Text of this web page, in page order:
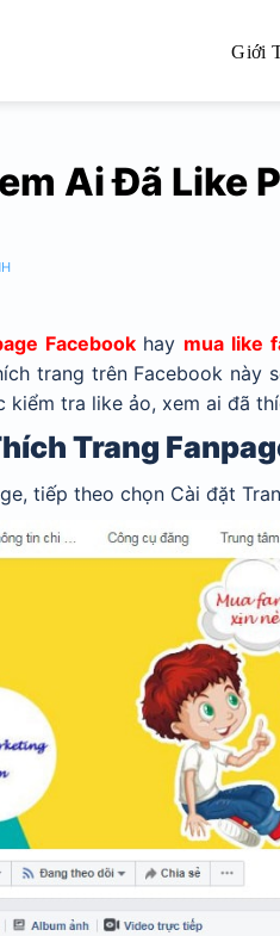
Giới
Ai Đã Like
Facebook hay mua like
trang trên Facebook này
kiểm tra like ảo, xem ai đã
Trang
tiếp theo chọn Cài đặt